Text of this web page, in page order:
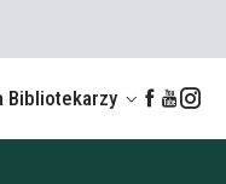
Bibliotekarzy